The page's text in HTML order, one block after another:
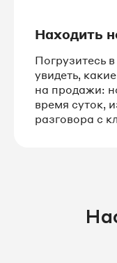
Находить
Погрузитесь
увидеть,
на продажи:
время суток,
разговора с